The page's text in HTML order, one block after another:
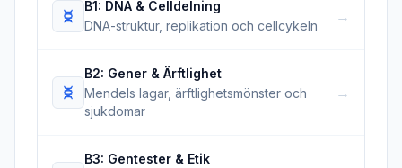
B1: DNA & Celldelning
DNA-struktur, replikation och cellcykeln
→
B2: Gener & Ärftlighet
Mendels lagar, ärftlighetsmönster och
sjukdomar
→
B3: Gentester & Etik